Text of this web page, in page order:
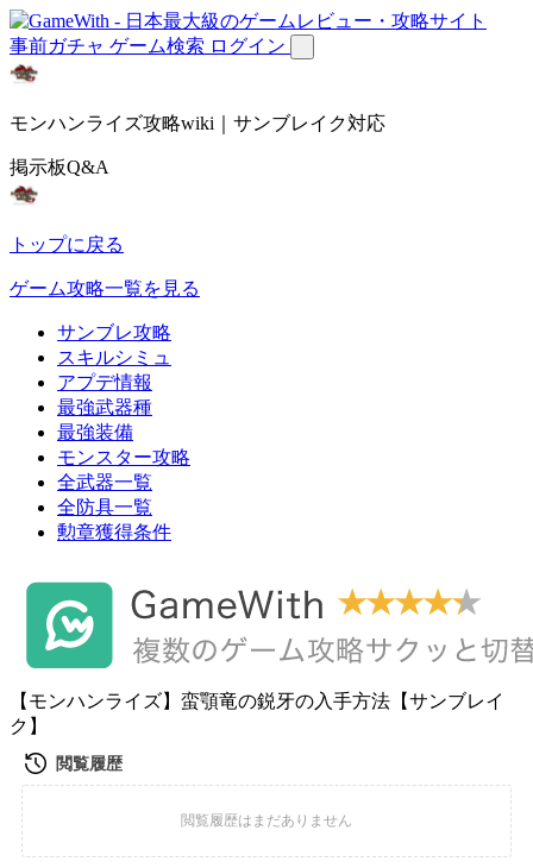
事前ガチャ ゲーム検索 ログイン
モンハンライズ攻略wiki｜サンブレイク対応
掲示板Q&A
トップに戻る
ゲーム攻略一覧を見る
サンブレ攻略
スキルシミュ
アプデ情報
最強武器種
最強装備
モンスター攻略
全武器一覧
全防具一覧
勲章獲得条件
【モンハンライズ】蛮顎竜の鋭牙の入手方法【サンブレイ
ク】